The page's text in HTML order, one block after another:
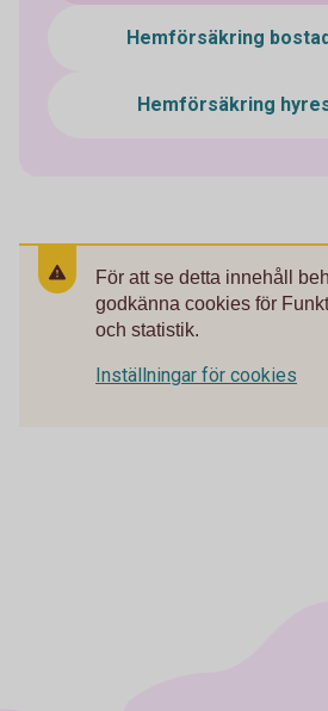
Hemförsäkring
Hemförsäkring
För att se detta innehåll
godkänna cookies för
och statistik.
Inställningar för cookies